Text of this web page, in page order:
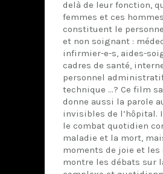
delà de leur fonction,
femmes et ces
constituent le
et non soignant :
infirmier-e-s, aides-
cadres de santé,
personnel
technique …? Ce film
donne aussi la parole
invisibles de l’hôpital.
le combat quotidien
maladie et la mort,
moments de joie et les
montre les débats sur